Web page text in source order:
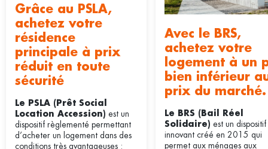
Grâce au PSLA,
achetez votre
résidence
principale à prix
réduit en toute
sécurité
Le PSLA (Prêt Social
Location Accession) est un
dispositif règlementé permettant
d’acheter un logement dans des
conditions très avantageuses :
Avec le BRS,
achetez votre
logement à un
bien inférieur
prix du marché.
Le BRS (Bail Réel
Solidaire) est un dispositif
innovant créé en 2015 qui
permet aux ménages aux